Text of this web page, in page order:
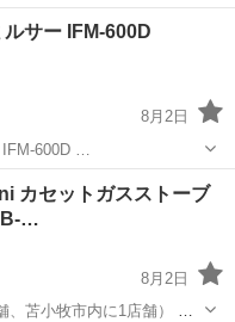
内容についてはメーカー
接引き取り可能な方を優
家電
サー IFM-600D
8月2日
カセットガスストーブ
…
8月2日
、苫小牧市内に1店舗） 総